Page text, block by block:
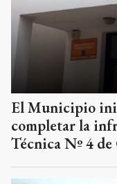
El Municipio
completar la
Técnica Nº 4